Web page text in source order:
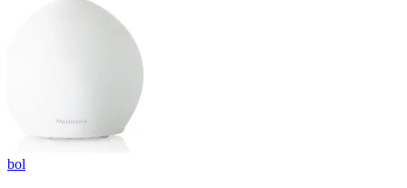
bol